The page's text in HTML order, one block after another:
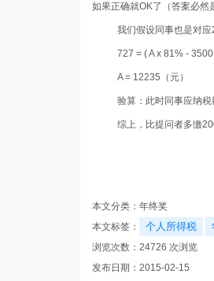
如果正确就OK了（答案必然
我们假设同事也是对应
727 = ( A x 81% -
A = 12235（元）
验算：此时同事应纳税
综上，比提问者多缴
本文分类： 年终奖
本文标签：
个人所得税
浏览次数： 24726 次浏览
发布日期：2015-02-15